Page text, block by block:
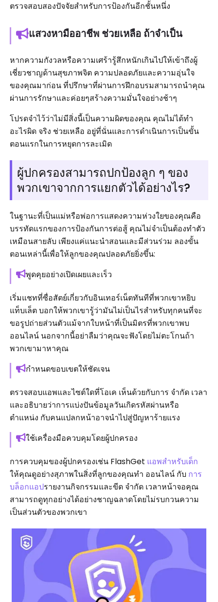
ตรวจสอบสองปัจจัยสำหรับการป้องกันอีกชั้นหนึ่ง
แสวงหามืออาชีพ ช่วยเหลือ ถ้าจำเป็น
หากความกังวลหรือความเศร้ารู้สึกหนักเกินไปให้เข้าถึงผู้
เชี่ยวชาญด้านสุขภาพจิต ความปลอดภัยและความอุ่นใจ
ของคุณมาก่อน ที่ปรึกษาที่ผ่านการฝึกอบรมสามารถนำคุณ
ผ่านการรักษาและค่อยๆสร้างความมั่นใจอย่างช้าๆ
โปรดจำไว้ว่าไม่มีสิ่งนี้เป็นความผิดของคุณ คุณไม่ได้ทำ
อะไรผิด จริง ช่วยเหลือ อยู่ที่นั่นและการดำเนินการเป็นขั้น
ตอนแรกในการหยุดการละเมิด
ผู้ปกครองสามารถปกป้องลูก ๆ ของ
พวกเขาจากการแยกตัวได้อย่างไร?
ในฐานะที่เป็นแม่หรือพ่อการแสดงความห่วงใยของคุณคือ
บรรทัดแรกของการป้องกันการต่อสู้ คุณไม่จำเป็นต้องทำตัว
เหมือนสายลับ เพียงแค่แนะนำสอนและมีส่วนร่วม ลองขั้น
ตอนเหล่านี้เพื่อให้ลูกของคุณปลอดภัยยิ่งขึ้น:
พูดคุยอย่างเปิดเผยและเร็ว
เริ่มแชทที่ซื่อสัตย์เกี่ยวกับอินเทอร์เน็ตทันทีที่พวกเขาหยิบ
แท็บเล็ต บอกให้พวกเขารู้ว่ามันไม่เป็นไรสำหรับทุกคนที่จะ
ขอรูปถ่ายส่วนตัวแม้จากใบหน้าที่เป็นมิตรที่พวกเขาพบ
ออนไลน์ นอกจากนี้อย่าลืมว่าคุณจะฟังโดยไม่ตะโกนถ้า
พวกเขามาหาคุณ
กำหนดขอบเขตให้ชัดเจน
ตรวจสอบแอพและไซต์ใดที่โอเค เห็นด้วยกับการ จำกัด เวลา
และอธิบายว่าการแบ่งปันข้อมูลวันเกิดรหัสผ่านหรือ
ตำแหน่ง กับคนแปลกหน้าอาจนำไปสู่ปัญหาร้ายแรง
ใช้เครื่องมือควบคุมโดยผู้ปกครอง
การควบคุมของผู้ปกครองเช่น FlashGet แอพสำหรับเด็ก
ให้คุณดูอย่างสุภาพในสิ่งที่ลูกของคุณทำ ออนไลน์ กับ การ
บล็อกแอปรายงานกิจกรรมและขีด จำกัด เวลาหน้าจอคุณ
สามารถดูทุกอย่างได้อย่างชาญฉลาดโดยไม่รบกวนความ
เป็นส่วนตัวของพวกเขา